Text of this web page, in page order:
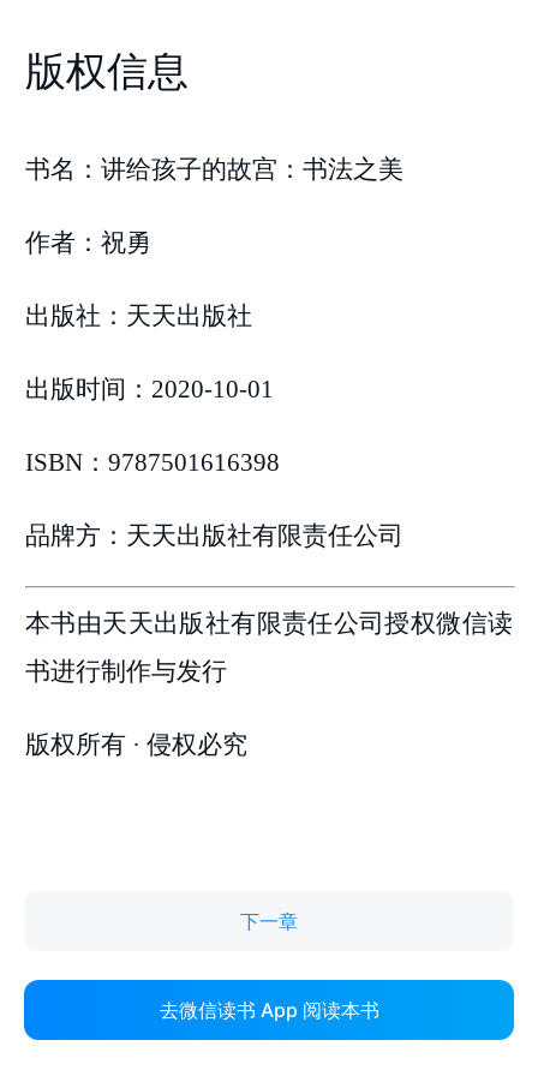
下一章
去微信读书 App 阅读本书